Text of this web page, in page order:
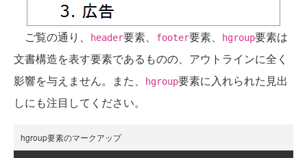
ご覧の通り、 header要素、 footer要素、 hgroup要素は
文書構造を表す要素であるものの、アウトラインに全く
影響を与えません。また、
hgroup要素に入れられた見出
しにも注目してください。
hgroup要素のマークアップ